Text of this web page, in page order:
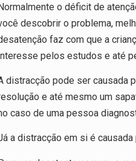
o déficit de
descobrir o problema,
faz com que a
pelos estudos e até
distracção pode ser causada
e até mesmo um
caso de uma pessoa
a distracção em si é